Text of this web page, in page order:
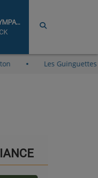
UNFINISHED SYMPATHY
Menton Les